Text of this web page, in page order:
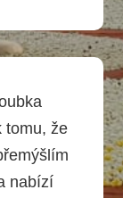
tomu, že
nabízí